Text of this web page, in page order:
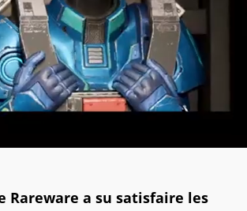
Rareware a su satisfaire les